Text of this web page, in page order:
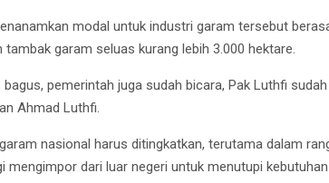
modal untuk industri garam tersebut
garam seluas kurang lebih 3.000 hektare.
pemerintah juga sudah bicara, Pak Luthfi
Ahmad Luthfi.
nasional harus ditingkatkan, terutama dalam
dari luar negeri untuk menutupi